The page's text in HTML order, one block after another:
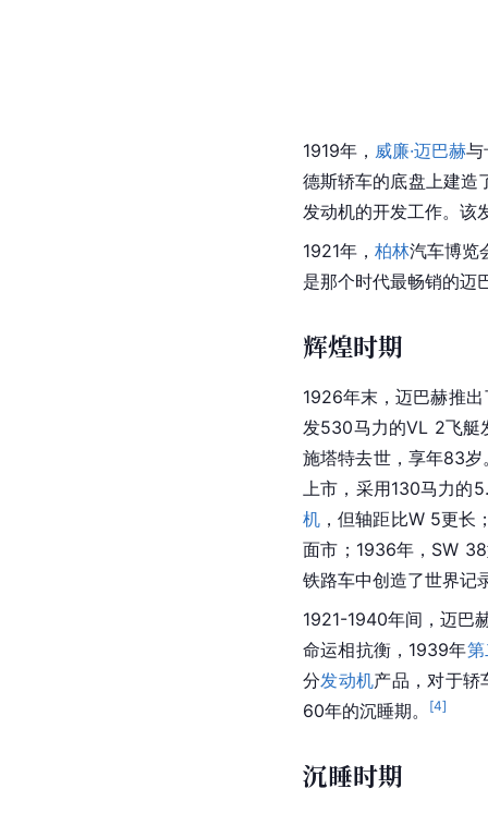
1919年， 威廉·迈巴赫与
德斯轿车的底盘上建造
发动机的开发工作。该
1921年， 柏林汽车博览
是那个时代最畅销的迈
辉煌时期
1926年末，迈巴赫推
发530马力的VL 2飞艇
施塔特去世，享年83岁
上市，采用130马力
机 ，但轴距比W 5更
面市；1936年，SW
铁路车中创造了世界记
1921-1940年间，迈巴
命运相抗衡，1939年
分发动机产品，对于轿
60年的沉睡期。
[4]
沉睡时期